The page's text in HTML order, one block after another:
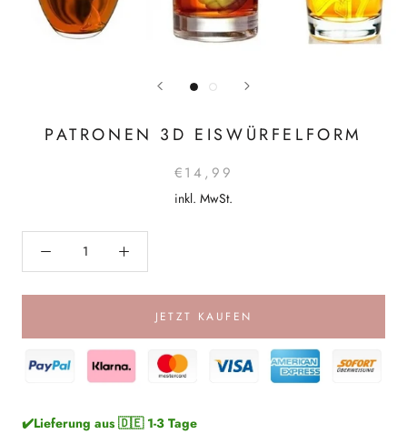
PATRONEN 3D EISWÜRFELFORM
€14,99
inkl. MwSt.
JETZT KAUFEN
✔️Lieferung aus 🇩🇪 1-3 Tage